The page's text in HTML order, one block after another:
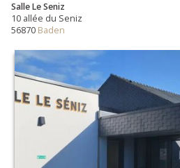
Salle Le Seniz
10 allée du Seniz
56870 Baden